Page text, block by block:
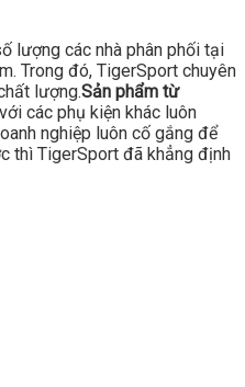
lượng các nhà phân phối tại
Trong đó, TigerSport chuyên
lượng.Sản phẩm từ
các phụ kiện khác luôn
nghiệp luôn cố gắng để
thì TigerSport đã khẳng định